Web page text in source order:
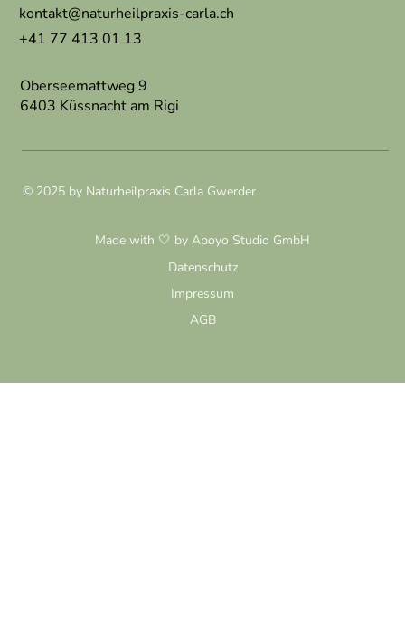
© 2025 by Naturheilpraxis Carla Gwerder
Made with 🤍 by Apoyo Studio GmbH
Datenschutz
Impressum
AGB
kontakt@naturheilpraxis-carla.ch
+41 77 413 01 13
Oberseemattweg 9
6403 Küssnacht am Rigi